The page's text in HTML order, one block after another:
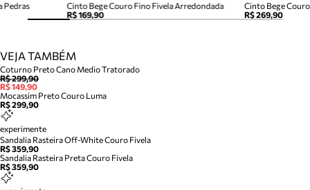
Cinto Bege Couro Fino Fivela Arredondada
R$ 169,90
Cinto Bege
R$ 269,90
Pedras
VEJA TAMBÉM
Coturno Preto Cano Medio Tratorado
R$ 299,90
R$ 149,90
Mocassim Preto Couro Luma
R$ 299,90
experimente
Sandalia Rasteira Off-White Couro Fivela
R$ 359,90
Sandalia Rasteira Preta Couro Fivela
R$ 359,90